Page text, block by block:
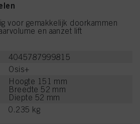
voor gemakkelijk doorkammen
en aanzet lift
4045787999815
Osis+
Hoogte 151 mm
Breedte 52 mm
Diepte 52 mm
0.235 kg